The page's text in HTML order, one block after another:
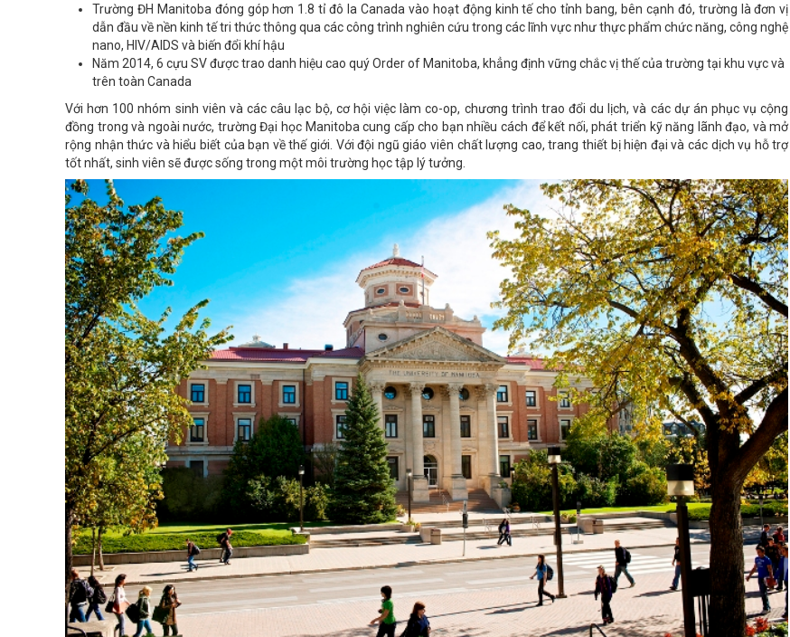
Trường ĐH Manitoba đóng góp hơn 1.8 tỉ đô la Canada vào hoạt động kinh tế cho tỉnh bang, bên cạnh đó, trường là đơn vị
dẫn đầu về nền kinh tế tri thức thông qua các công trình nghiên cứu trong các lĩnh vực như thực phẩm chức năng, công nghệ
nano, HIV/AIDS và biến đổi khí hậu
Năm 2014, 6 cựu SV được trao danh hiệu cao quý Order of Manitoba, khẳng định vững chắc vị thế của trường tại khu vực và
trên toàn Canada
Với hơn 100 nhóm sinh viên và các câu lạc bộ, cơ hội việc làm co-op, chương trình trao đổi du lịch, và các dự án phục vụ cộng
đồng trong và ngoài nước, trường Đại học Manitoba cung cấp cho bạn nhiều cách để kết nối, phát triển kỹ năng lãnh đạo, và mở
rộng nhận thức và hiểu biết của bạn về thế giới. Với đội ngũ giáo viên chất lượng cao, trang thiết bị hiện đại và các dịch vụ hỗ trợ
tốt nhất, sinh viên sẽ được sống trong một môi trường học tập lý tưởng.